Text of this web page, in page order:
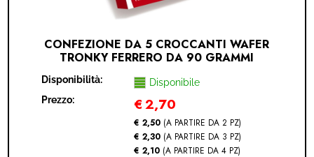
CONFEZIONE DA 5 CROCCANTI WAFER
TRONKY FERRERO DA 90 GRAMMI
Disponibilità:
Disponibile
Prezzo:
€2,70
€ 2,50 (A PARTIRE DA 2 PZ)
€ 2,30 (A PARTIRE DA 3 PZ)
€ 2,10 (A PARTIRE DA 4 PZ)